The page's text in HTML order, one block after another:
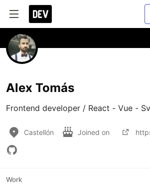
Alex Tomás
Frontend developer / React - Vue -
Castellón Joined on
Work